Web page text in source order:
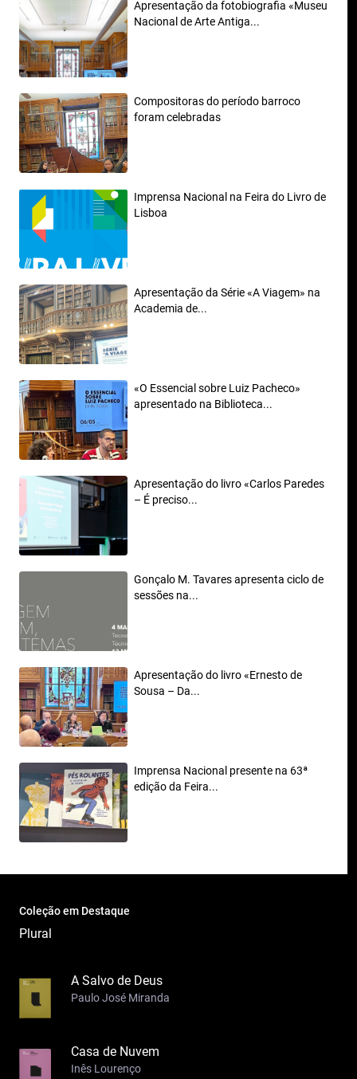
Apresentação da fotobiografia «Museu
Nacional de Arte Antiga...
Compositoras do período barroco
foram celebradas
Imprensa Nacional na Feira do Livro de
Lisboa
Apresentação da Série «A Viagem» na
Academia de...
«O Essencial sobre Luiz Pacheco»
apresentado na Biblioteca...
Apresentação do livro «Carlos Paredes
– É preciso...
Gonçalo M. Tavares apresenta ciclo de
sessões na...
Apresentação do livro «Ernesto de
Sousa – Da...
Imprensa Nacional presente na 63ª
edição da Feira...
Coleção em Destaque
Plural
A Salvo de Deus
Paulo José Miranda
Casa de Nuvem
Inês Lourenço